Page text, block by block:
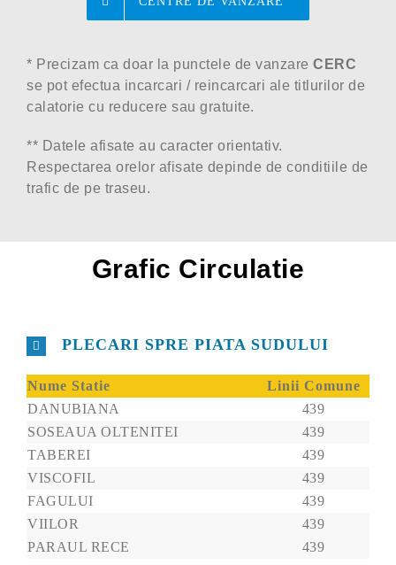
* Precizam ca doar la punctele de vanzare CERC
se pot efectua incarcari / reincarcari ale titlurilor de
calatorie cu reducere sau gratuite.
** Datele afisate au caracter orientativ.
Respectarea orelor afisate depinde de conditiile de
trafic de pe traseu.
Grafic Circulatie
PLECARI SPRE PIATA SUDULUI
Nume Statie
Linii Comune
DANUBIANA
439
SOSEAUA OLTENITEI
439
TABEREI
439
VISCOFIL
439
FAGULUI
439
VIILOR
439
PARAUL RECE
439